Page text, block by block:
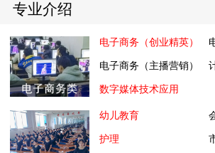
专业介绍
电子商务（创业精英）
电子商务（主播营销）
数字媒体技术应用
幼儿教育
护理